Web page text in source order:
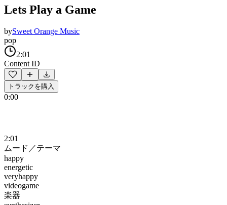
Lets Play a Game
bySweet Orange Music
pop
2:01
Content ID
トラックを購入
0:00
2:01
ムード／テーマ
happy
energetic
veryhappy
videogame
楽器